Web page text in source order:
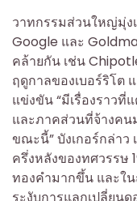
วาทกรรมส่วนใหญ่มุ่ง
Google และ
คล้ายกัน เช่น
ฤดูกาลของเบอร์ริโต
แข่งขัน “มีเรื่องราว
และภาคส่วนที่จ้างค
ขณะนี้” บังเกอร์กล่าว
ครึ่งหลังของทศวรรษ
ทองคำมากขึ้น และใน